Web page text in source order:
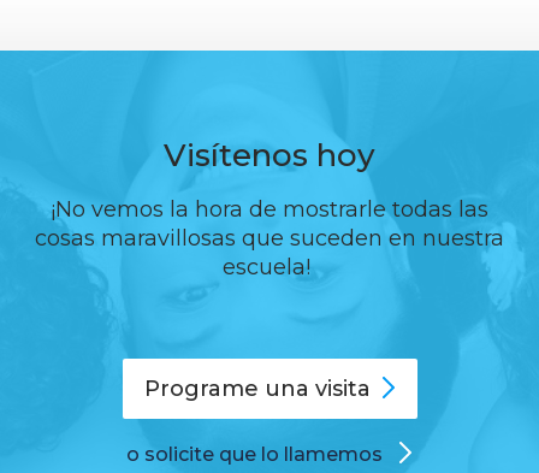
Visítenos hoy
¡No vemos la hora de mostrarle todas las
cosas maravillosas que suceden en nuestra
escuela!
Programe una visita
o solicite que lo llamemos